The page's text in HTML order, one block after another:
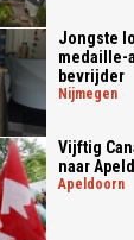
Jongste
medaille-
bevrijder
nijmegen
Vijftig
naar
apeldoorn